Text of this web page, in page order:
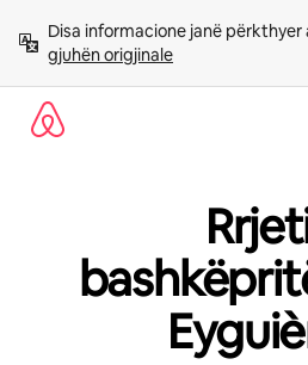
përmbajtja
Disa informacione janë
gjuhën origjinale